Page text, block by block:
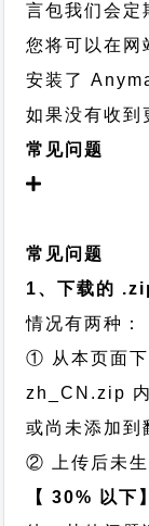
言包我们会
您将可以在网
安装了
如果没有收到
常见问题
常见问题
1、下载的
情况有两种：
① 从本页面
zh_CN.zip 内
或尚未添加到
② 上传后未生
【 30% 以下】